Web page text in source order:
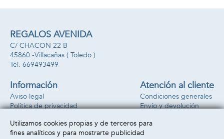
REGALOS AVENIDA
C/ CHACON 22 B
45860 -Villacañas ( Toledo )
669493499
Información
Aviso legal
Política de privacidad
Atención al cliente
Condiciones generales
Envío y devolución
Formas de pago
Utilizamos cookies propias y de terceros para
fines analíticos y para mostrarte publicidad